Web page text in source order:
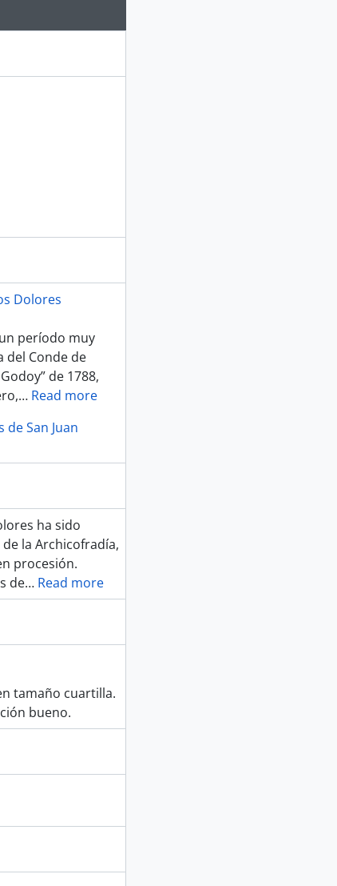
Dolores
período muy
del Conde de
de 1788,
… Read more
San Juan
ha sido
la Archicofradía,
procesión.
de… Read more
tamaño cuartilla.
bueno.